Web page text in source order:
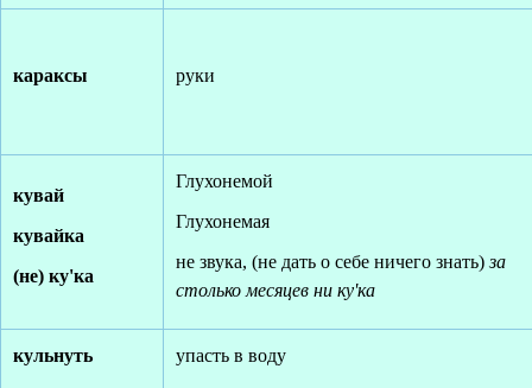
караксы руки
кувай
кувайка
(не) ку'ка
Глухонемой
Глухонемая
не звука, (не дать о себе ничего знать)за
столько месяцев ни ку'ка
кульнуть упасть в воду